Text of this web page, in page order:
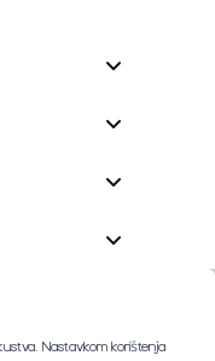
Nastavkom korištenja